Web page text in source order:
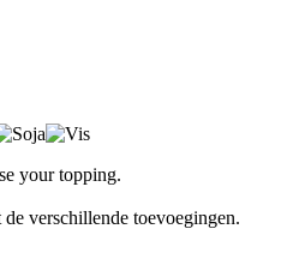
your topping.
verschillende toevoegingen.